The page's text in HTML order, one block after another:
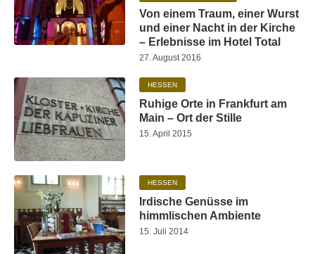
Von einem Traum, einer Wurst
und einer Nacht in der Kirche
– Erlebnisse im Hotel Total
27. August 2016
HESSEN
Ruhige Orte in Frankfurt am
Main – Ort der Stille
15. April 2015
HESSEN
Irdische Genüsse im
himmlischen Ambiente
15. Juli 2014